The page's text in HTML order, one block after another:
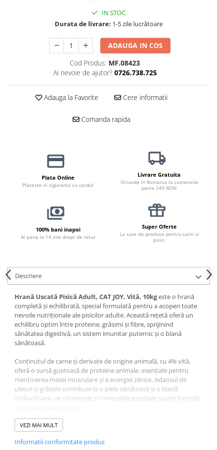
Hrană Uscată Pisică
Pisică Senior
Hrană Umedă Pisică
Pisică Senior
Diete Veterinare Pisică
Uscată
Recompense Pisici
Pernuțe
Umede
Îngrijire Pisici
Așternut Igienic Pisici
Igienă Pisici
Antiparazitare Pisici
Vitamine Pisici
Accesorii Pisici
Culcușuri & Saltele Pisici
Ansambluri Pisici
Cuști & Genți Pisici
Litiere Pisici
Jucării Pisici
IN STOC
Durata de livrare: 1-5 zile lucrătoare
ADAUGA IN COS
Cod Produs: MF.08423
Ai nevoie de ajutor? 0726.738.725
Adauga la Favorite Cere informatii
Comanda rapida
Plata Online
Plateste in siguranta cu cardul
Livrare Gratuita
Oriunde in Romania la comenzile
peste 249 RON
100% bani inapoi
Ai pana la 14 zile drept de retur
Super Oferte
La sute de produse pentru caini si
pisici
Descriere
Hrană Uscată Pisică Adult, CAT JOY, Vită, 10kgeste o hrană
completă și echilibrată, special formulată pentru a acoperi toate
nevoile nutriționale ale pisicilor adulte. Această rețetă oferă un
echilibru optim între proteine, grăsimi și fibre, sprijinind
sănătatea digestivă, un sistem imunitar puternic și o blană
sănătoasă.
Conținutul de carne și derivate de origine animală, cu 4% vită,
oferă o sursă gustoasă de proteine animale, esențiale pentru
menținerea masei musculare și a energiei zilnice. Adaosul de
uleiuri și grăsimi contribuie la o piele sănătoasă și o blană
strălucitoare, iar vitaminele și mineralele esențiale susțin funcțiile
Taurina, un aminoacid esențial pentru pisici, este inclusă pentru a
fibre pentru o digestie eficientă și o compoziție adaptată
VEZI MAI MULT
Informatii conformitate produs